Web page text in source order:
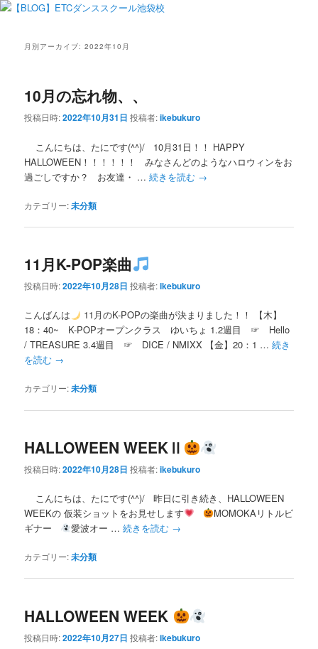
月別アーカイブ:2022年10月
10月の忘れ物、、
投稿日時:2022年10月31日 投稿者:ikebukuro
こんにちは、たにです(^^)/ 10月31日！！ HAPPY
HALLOWEEN！！！！！！ みなさんどのようなハロウィンをお
過ごしですか？ お友達・ …続きを読む →
カテゴリー:未分類
11月K-POP楽曲
投稿日時:2022年10月28日 投稿者:ikebukuro
こんばんは
11月のK-POPの楽曲が決まりました！！ 【木】
18：40~ K-POPオープンクラス ゆいちょ 1.2週目 ☞ Hello
/ TREASURE 3.4週目 ☞ DICE / NMIXX 【金】20：1 …続き
を読む →
カテゴリー:未分類
HALLOWEEN WEEKⅡ
投稿日時:2022年10月28日 投稿者:ikebukuro
こんにちは、たにです(^^)/ 昨日に引き続き、HALLOWEEN
WEEKの 仮装ショットをお見せします
MOMOKAリトルビ
ギナー
愛波オー … 続きを読む →
カテゴリー:未分類
HALLOWEEN WEEK
投稿日時:2022年10月27日 投稿者:ikebukuro